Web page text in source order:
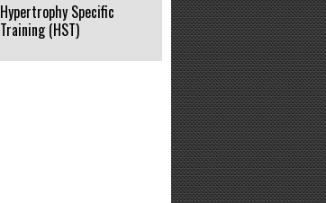
Hypertrophy Specific
Training (HST)